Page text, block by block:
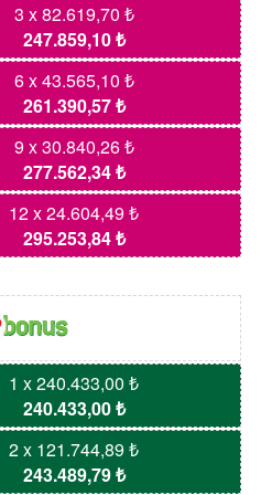
3 x 82.619,70 ₺
247.859,10 ₺
6 x 43.565,10 ₺
261.390,57 ₺
9 x 30.840,26 ₺
277.562,34 ₺
12 x 24.604,49 ₺
295.253,84 ₺
1 x 240.433,00 ₺
240.433,00 ₺
2 x 121.744,89 ₺
243.489,79 ₺